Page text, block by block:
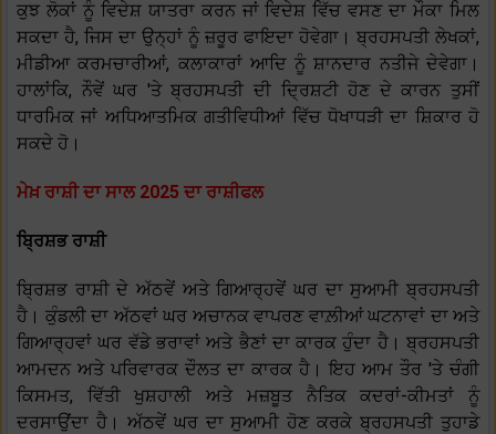
ਕੁਝ ਲੋਕਾਂ ਨੂੰ ਵਿਦੇਸ਼ ਯਾਤਰਾ ਕਰਨ ਜਾਂ ਵਿਦੇਸ਼ ਵਿੱਚ ਵਸਣ ਦਾ ਮੌਕਾ ਮਿਲ
ਸਕਦਾ ਹੈ, ਜਿਸ ਦਾ ਉਨ੍ਹਾਂ ਨੂੰ ਜ਼ਰੂਰ ਫਾਇਦਾ ਹੋਵੇਗਾ। ਬ੍ਰਹਸਪਤੀ ਲੇਖਕਾਂ,
ਮੀਡੀਆ ਕਰਮਚਾਰੀਆਂ, ਕਲਾਕਾਰਾਂ ਆਦਿ ਨੂੰ ਸ਼ਾਨਦਾਰ ਨਤੀਜੇ ਦੇਵੇਗਾ।
ਹਾਲਾਂਕਿ, ਨੌਵੇਂ ਘਰ 'ਤੇ ਬ੍ਰਹਸਪਤੀ ਦੀ ਦ੍ਰਿਸ਼ਟੀ ਹੋਣ ਦੇ ਕਾਰਨ ਤੁਸੀਂ
ਧਾਰਮਿਕ ਜਾਂ ਅਧਿਆਤਮਿਕ ਗਤੀਵਿਧੀਆਂ ਵਿੱਚ ਧੋਖਾਧੜੀ ਦਾ ਸ਼ਿਕਾਰ ਹੋ
ਸਕਦੇ ਹੋ।
ਮੇਖ਼ ਰਾਸ਼ੀ ਦਾ ਸਾਲ 2025 ਦਾ ਰਾਸ਼ੀਫਲ
ਬ੍ਰਿਸ਼ਭ ਰਾਸ਼ੀ
ਬ੍ਰਿਸ਼ਭ ਰਾਸ਼ੀ ਦੇ ਅੱਠਵੇਂ ਅਤੇ ਗਿਆਰ੍ਹਵੇਂ ਘਰ ਦਾ ਸੁਆਮੀ ਬ੍ਰਹਸਪਤੀ
ਹੈ। ਕੁੰਡਲੀ ਦਾ ਅੱਠਵਾਂ ਘਰ ਅਚਾਨਕ ਵਾਪਰਣ ਵਾਲ਼ੀਆਂ ਘਟਨਾਵਾਂ ਦਾ ਅਤੇ
ਗਿਆਰ੍ਹਵਾਂ ਘਰ ਵੱਡੇ ਭਰਾਵਾਂ ਅਤੇ ਭੈਣਾਂ ਦਾ ਕਾਰਕ ਹੁੰਦਾ ਹੈ। ਬ੍ਰਹਸਪਤੀ
ਆਮਦਨ ਅਤੇ ਪਰਿਵਾਰਕ ਦੌਲਤ ਦਾ ਕਾਰਕ ਹੈ। ਇਹ ਆਮ ਤੌਰ 'ਤੇ ਚੰਗੀ
ਕਿਸਮਤ, ਵਿੱਤੀ ਖੁਸ਼ਹਾਲੀ ਅਤੇ ਮਜ਼ਬੂਤ ​​ਨੈਤਿਕ ਕਦਰਾਂ-ਕੀਮਤਾਂ ਨੂੰ
ਦਰਸਾਉਂਦਾ ਹੈ। ਅੱਠਵੇਂ ਘਰ ਦਾ ਸੁਆਮੀ ਹੋਣ ਕਰਕੇ ਬ੍ਰਹਸਪਤੀ ਤੁਹਾਡੇ